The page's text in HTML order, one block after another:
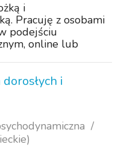
i
Pracuję z osobami
podejściu
online lub
przeżywają
emocjonalne po
i